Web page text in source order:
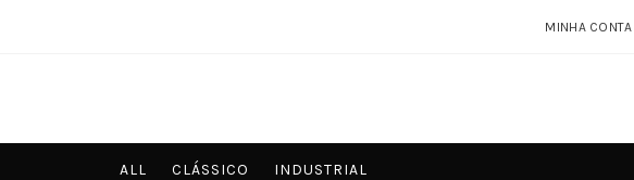
MINHA CONTA
ALL CLÁSSICO INDUSTRIAL